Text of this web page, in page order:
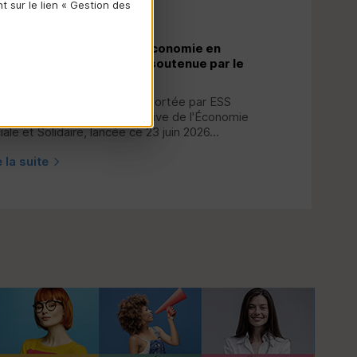
France lance : « ESS - L’économie en
», une marque unique soutenue par le
nouvelle marque commune portée par ESS
la chambre représentative de l'Économie
et Solidaire, lancée ce 23 juin 2026...
la suite
sur le lien « Gestion des